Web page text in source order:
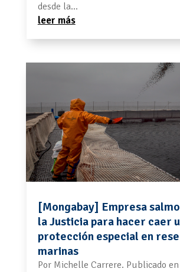
desde la...
leer más
[Mongabay] Empresa
la Justicia para hacer caer
protección especial en
marinas
Por Michelle Carrere. Publicado